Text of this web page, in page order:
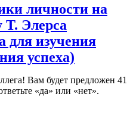
личности на
Т. Элерса
для изучения
успеха)
Вам будет предложен 41
«да» или «нет».